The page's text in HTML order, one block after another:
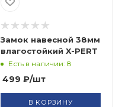
Замок навесной 38мм
влагостойкий X-PERT
Есть в наличии: 8
499 ₽/шт
В КОРЗИНУ